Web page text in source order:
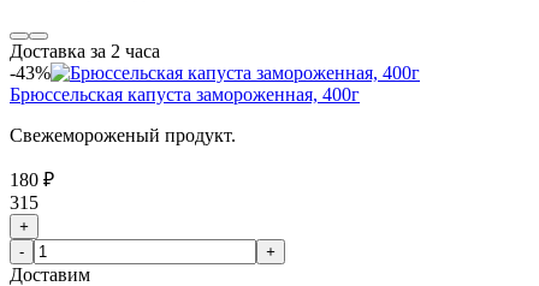
Доставка за 2 часа
-43%
Брюссельская капуста замороженная, 400г
Свежемороженый продукт.
180 ₽
315
+
-
+
Доставим